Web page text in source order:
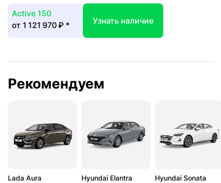
Active 150
от 1 121 970 ₽ * Узнать наличие
Рекомендуем
Lada Aura
Hyundai Elantra
Hyundai Sonata